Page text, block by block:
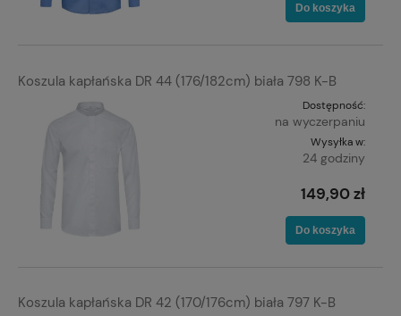
Do koszyka
Koszula kapłańska DR 44 (176/182cm) biała 798 K-B
Dostępność:
na wyczerpaniu
Wysyłka w:
24 godziny
149,90 zł
Do koszyka
Koszula kapłańska DR 42 (170/176cm) biała 797 K-B